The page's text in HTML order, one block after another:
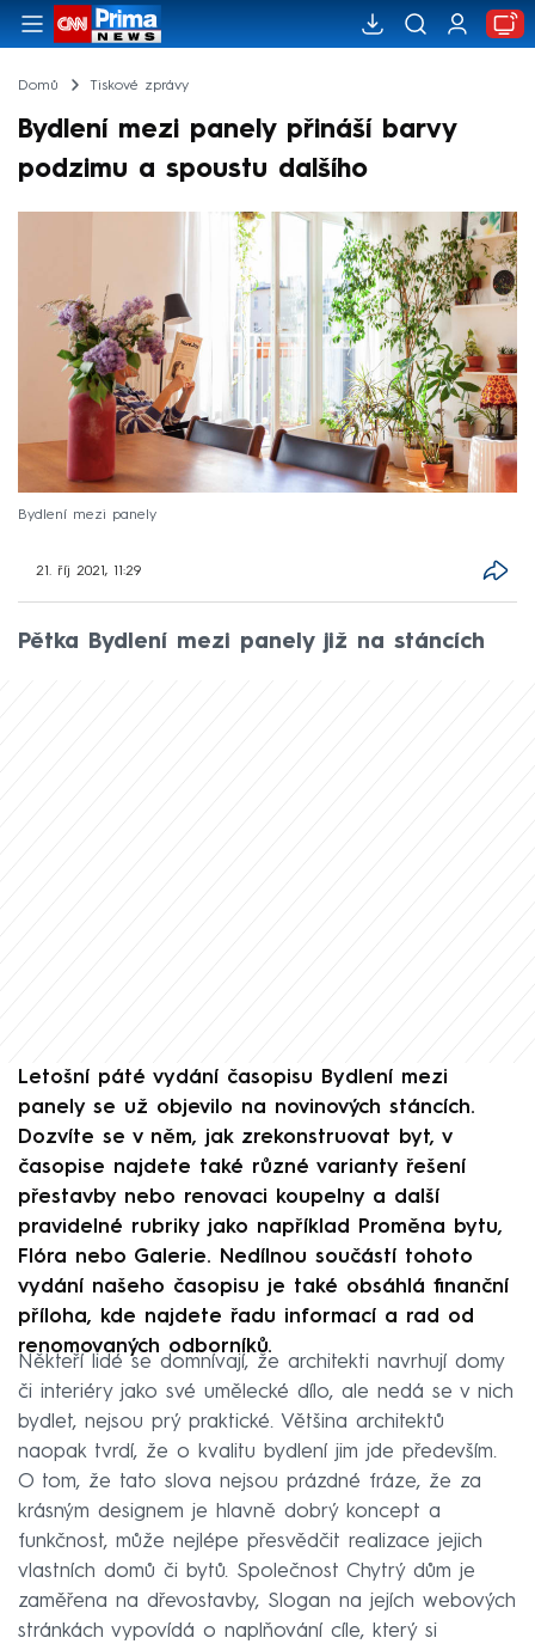
Domů Tiskové zprávy
Bydlení mezi panely přináší barvy
podzimu a spoustu dalšího
Bydlení mezi panely
21. říj 2021, 11:29
Pětka Bydlení mezi panely již na stáncích
Letošní páté vydání časopisu Bydlení mezi
panely se už objevilo na novinových stáncích.
Dozvíte se v něm, jak zrekonstruovat byt, v
časopise najdete také různé varianty řešení
přestavby nebo renovaci koupelny a další
pravidelné rubriky jako například Proměna bytu,
Flóra nebo Galerie. Nedílnou součástí tohoto
vydání našeho časopisu je také obsáhlá finanční
příloha, kde najdete řadu informací a rad od
renomovaných odborníků.
Někteří lidé se domnívají, že architekti navrhují domy
či interiéry jako své umělecké dílo, ale nedá se v nich
bydlet, nejsou prý praktické. Většina architektů
naopak tvrdí, že o kvalitu bydlení jim jde především.
O tom, že tato slova nejsou prázdné fráze, že za
krásným designem je hlavně dobrý koncept a
funkčnost, může nejlépe přesvědčit realizace jejich
vlastních domů či bytů. Společnost Chytrý dům je
zaměřena na dřevostavby, Slogan na jejích webových
stránkách vypovídá o naplňování cíle, který si